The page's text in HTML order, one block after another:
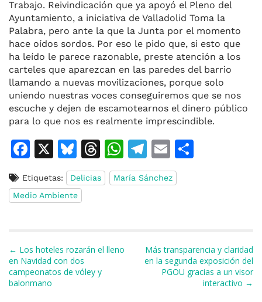
Trabajo. Reivindicación que ya apoyó el Pleno del
Ayuntamiento, a iniciativa de Valladolid Toma la
Palabra, pero ante la que la Junta por el momento
hace oídos sordos. Por eso le pido que, si esto que
ha leído le parece razonable, preste atención a los
carteles que aparezcan en las paredes del barrio
llamando a nuevas movilizaciones, porque solo
uniendo nuestras voces conseguiremos que se nos
escuche y dejen de escamotearnos el dinero público
para lo que nos es realmente imprescindible.
F
c
e
o
o
k
X
Bl
u
e
s
y
T
h
re
s
W
h
at
p
T
el
e
m
E
m
ai
ti
r
Etiquetas: Delicias
María Sánchez
Medio Ambiente
Navegación de entradas
← Los hoteles rozarán el lleno
en Navidad con dos
campeonatos de vóley y
balonmano
Más transparencia y claridad
en la segunda exposición del
PGOU gracias a un visor
interactivo →